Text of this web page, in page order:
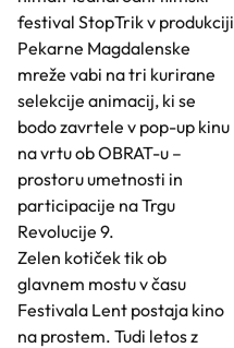
festival StopTrik v produkciji
Pekarne Magdalenske
mreže vabi na tri kurirane
selekcije animacij, ki se
bodo zavrtele v pop-up kinu
na vrtu ob OBRAT-u –
prostoru umetnosti in
participacije na Trgu
Revolucije 9.
Zelen kotiček tik ob
glavnem mostu v času
Festivala Lent postaja kino
na prostem. Tudi letos z